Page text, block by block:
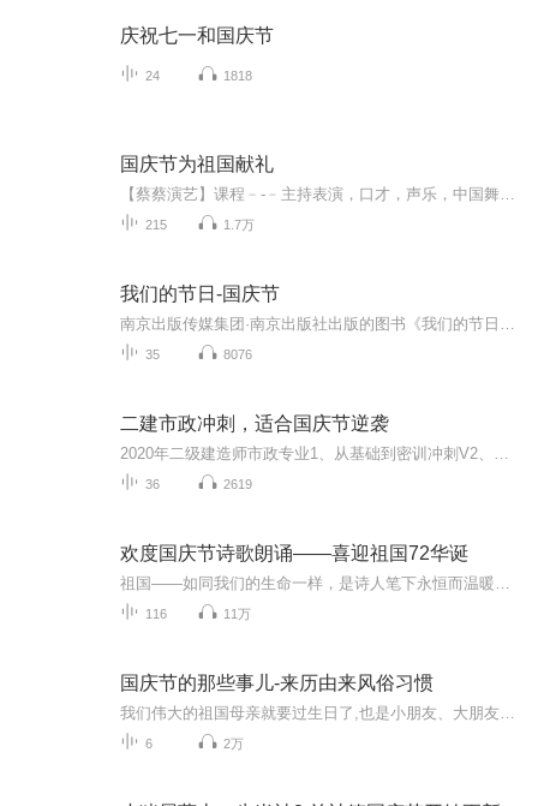
庆祝七一和国庆节
24 1818
国庆节为祖国献礼
215 1.7万
我们的节日-国庆节
35 8076
二建市政冲刺，适合国庆节逆袭
36 2619
欢度国庆节诗歌朗诵——喜迎祖国72华诞
116 11万
国庆节的那些事儿-来历由来风俗习惯
6 2万